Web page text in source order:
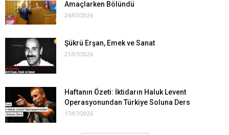
Amaçlarken Bölündü
24/07/2026
Şükrü Erşan, Emek ve Sanat
21/07/2026
Haftanın Özeti: İktidarın Haluk Levent
Operasyonundan Türkiye Soluna Ders
17/07/2026